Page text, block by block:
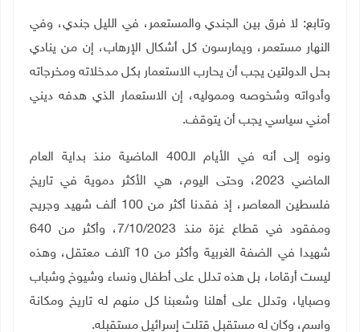
وتابع: لا فرق بين الجندي والمستعمر، في الليل جندي، وفي
النهار مستعمر، ويمارسون كل أشكال الإرهاب، إن من ينادي
بحل الدولتين يجب أن يحارب الاستعمار بكل مدخلاته ومخرجاته
وأدواته وشخوصه ومموليه، إن الاستعمار الذي هدفه ديني
أمني سياسي يجب أن يتوقف.
ونوه إلى أنه في الأيام الـ400 الماضية منذ بداية العام
الماضي 2023، وحتى اليوم، هي الأكثر دموية في تاريخ
فلسطين المعاصر، إذ فقدنا أكثر من 100 ألف شهيد وجريح
ومفقود في قطاع غزة منذ 7/10/2023، وأكثر من 640
شهيدا في الضفة الغربية وأكثر من 10 آلاف معتقل، وهذه
ليست أرقاما، بل هذه تدلل على أطفال ونساء وشيوخ وشباب
وصبايا، وتدلل على أهلنا وشعبنا كل منهم له تاريخ ومكانة
واسم، وكان له مستقبل قتلت إسرائيل مستقبله.